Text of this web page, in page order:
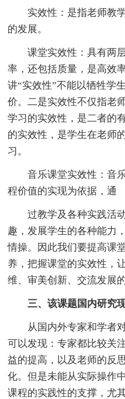
实效性：是指老师教
的发展。
课堂实效性：具有两
率，还包括质量，是高效
讲“实效性”不能以牺牲学
价。二是实效性不仅指老
学习的实效性，是二者的
的实效性，是学生在老师
习。
音乐课堂实效性：音
程价值的实现为依据，通
过教学及各种实践活
趣，发展学生的各种能力
情操。因此我们要提高课
养，把握课堂的实效性，
维、审美创新、交流发展
三、该课题国内研究
从国内外专家和学者
可以发现：专家都比较关
益的提高，以及老师的反
化。但是未能从实际操作
课程的实践性的支撑，尤